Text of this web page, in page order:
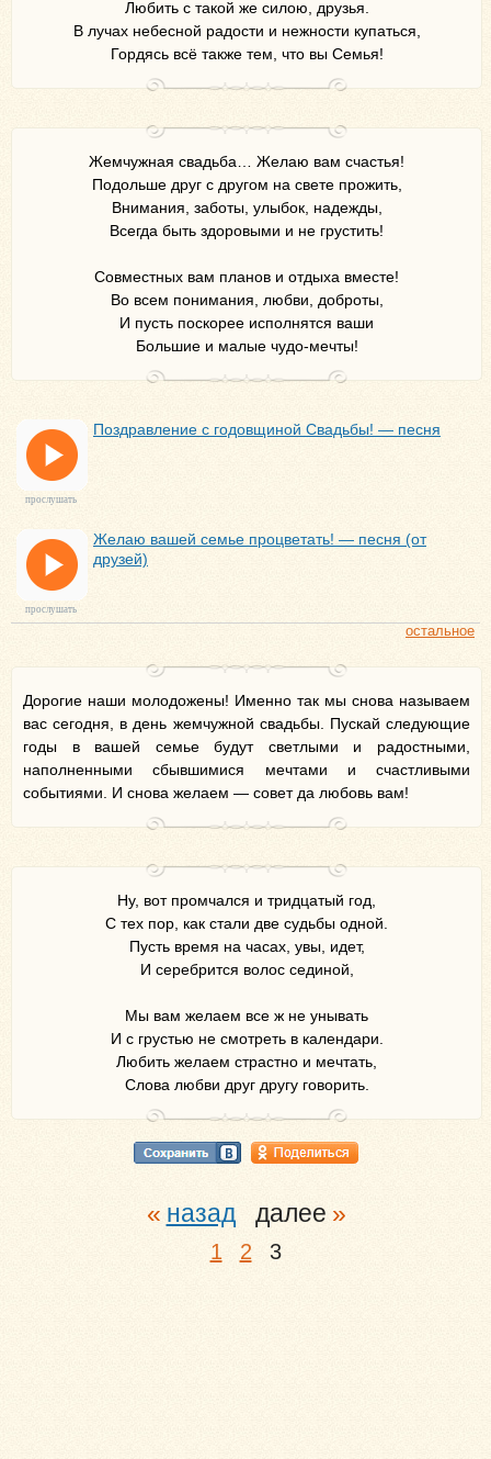
Любить с такой же силою, друзья.
В лучах небесной радости и нежности купаться,
Гордясь всё также тем, что вы Семья!
Жемчужная свадьба… Желаю вам счастья!
Подольше друг с другом на свете прожить,
Внимания, заботы, улыбок, надежды,
Всегда быть здоровыми и не грустить!
Совместных вам планов и отдыха вместе!
Во всем понимания, любви, доброты,
И пусть поскорее исполнятся ваши
Большие и малые чудо-мечты!
Поздравление с годовщиной Свадьбы! — песня
прослушать
Желаю вашей семье процветать! — песня (от
друзей)
прослушать
остальное
Дорогие наши молодожены! Именно так мы снова называем
вас сегодня, в день жемчужной свадьбы. Пускай следующие
годы в вашей семье будут светлыми и радостными,
наполненными сбывшимися мечтами и счастливыми
событиями. И снова желаем — совет да любовь вам!
Ну, вот промчался и тридцатый год,
С тех пор, как стали две судьбы одной.
Пусть время на часах, увы, идет,
И серебрится волос сединой,
Мы вам желаем все ж не унывать
И с грустью не смотреть в календари.
Любить желаем страстно и мечтать,
Слова любви друг другу говорить.
назад
1 2 3
далее